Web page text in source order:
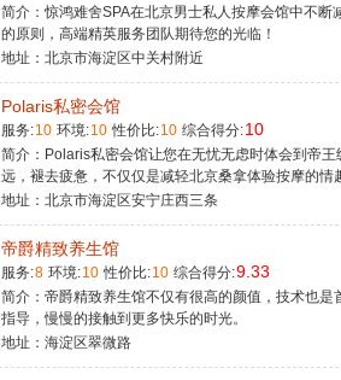
简介：惊鸿难舍SPA在北京男士私人按摩会馆中不
的原则，高端精英服务团队期待您的光临！
地址：北京市海淀区中关村附近
Polaris私密会馆
服务:10 环境:10 性价比:10 综合得分:10
简介：Polaris私密会馆​让您在无忧无虑时体会到帝
远，褪去疲惫，不仅仅是减轻北京桑拿体验按摩的情
地址：北京市海淀区安宁庄西三条
帝爵精致养生馆
服务:8 环境:10 性价比:10 综合得分:9.33
简介：帝爵精致养生馆不仅有很高的颜值，技术也
指导，慢慢的接触到更多快乐的时光。
地址：海淀区翠微路